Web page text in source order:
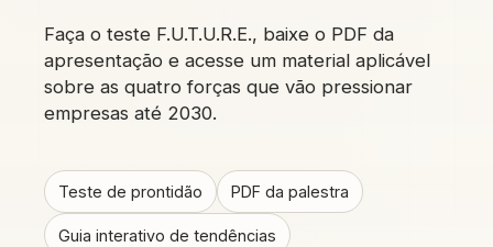
Faça o teste F.U.T.U.R.E., baixe o PDF da
apresentação e acesse um material aplicável
sobre as quatro forças que vão pressionar
empresas até 2030.
Teste de prontidão PDF da palestra
Guia interativo de tendências